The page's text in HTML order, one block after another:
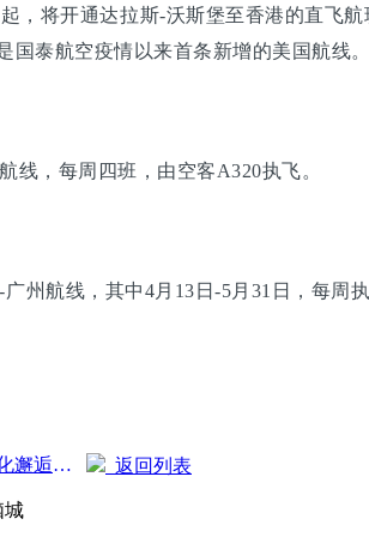
将开通达拉斯-沃斯堡至香港的直飞
泰航空疫情以来首条新增的美国航线。
，每周四班，由空客A320执飞。
航线，其中4月13日-5月31日，每周
前一篇：巨片电影酒店：电影文化邂逅住宿体验的创意融合 返回列表
城